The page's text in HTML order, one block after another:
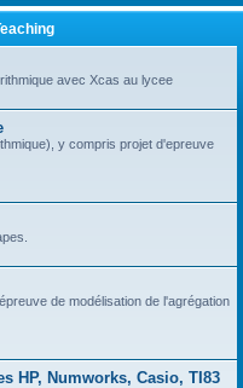
avec Xcas au lycee
y compris projet d'epreuve
de modélisation de l'agrégation
HP, Numworks, Casio, TI83